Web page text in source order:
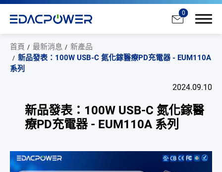
0
首頁 最新消息
新產品
新品發表：100W USB-C 氮化鎵醫療PD充電器 - EUM110A
系列
2024.09.10
新品發表：100W USB-C 氮化鎵醫
療PD充電器 - EUM110A 系列
解决方案
最新消息